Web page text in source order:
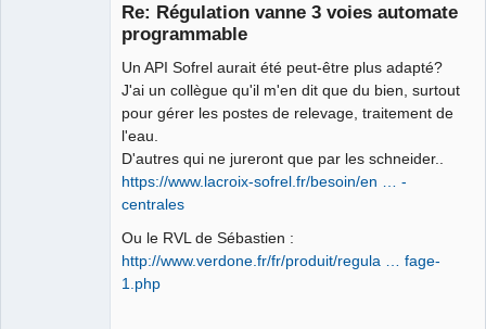
Re: Régulation vanne 3 voies automate
programmable
Un API Sofrel aurait été peut-être plus adapté?
J'ai un collègue qu'il m'en dit que du bien, surtout
pour gérer les postes de relevage, traitement de
l'eau.
D'autres qui ne jureront que par les schneider..
https://www.lacroix-sofrel.fr/besoin/en … -
centrales
Ou le RVL de Sébastien :
http://www.verdone.fr/fr/produit/regula … fage-
1.php